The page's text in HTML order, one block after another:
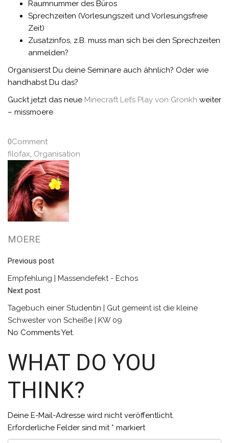
Raumnummer des Büros
Sprechzeiten (Vorlesungszeit und Vorlesungsfreie
Zeit)
Zusatzinfos, z.B. muss man sich bei den Sprechzeiten
anmelden?
Organisierst Du deine Seminare auch ähnlich? Oder wie
handhabst Du das?
Guckt jetzt das neue Minecraft Let’s Play von Gronkh weiter
– missmoere
0Comment
filofax, Organisation
MOERE
Previous post
Empfehlung | Massendefekt - Echos
Next post
Tagebuch einer Studentin | Gut gemeint ist die kleine
Schwester von Scheiße | KW 09
No Comments Yet.
WHAT DO YOU
THINK?
Deine E-Mail-Adresse wird nicht veröffentlicht.
Erforderliche Felder sind mit * markiert